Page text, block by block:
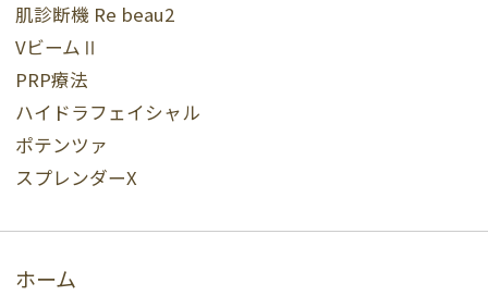
肌診断機 Re beau2
VビームⅡ
PRP療法
ハイドラフェイシャル
ポテンツァ
スプレンダーX
ホーム